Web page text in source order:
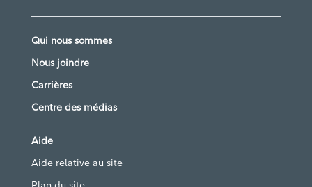
Qui nous sommes
Nous joindre
Carrières
Centre des médias
Aide
Aide relative au site